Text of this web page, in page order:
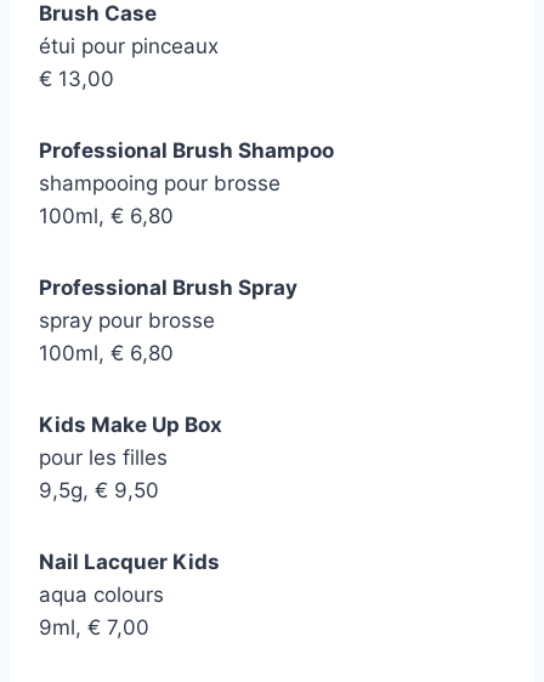
Brush Case
étui pour pinceaux
€ 13,00
Professional Brush Shampoo
shampooing pour brosse
100ml, € 6,80
Professional Brush Spray
spray pour brosse
100ml, € 6,80
Kids Make Up Box
pour les filles
9,5g, € 9,50
Nail Lacquer Kids
aqua colours
9ml, € 7,00